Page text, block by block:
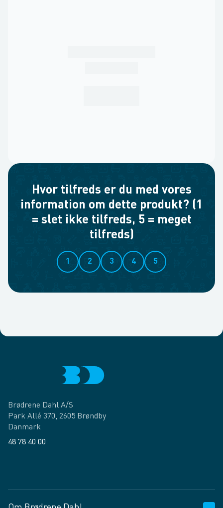
Hvor tilfreds er du med vores
information om dette produkt? (1
= slet ikke tilfreds, 5 = meget
tilfreds)
1 2 3 4 5
Brødrene Dahl A/S
Park Allé 370, 2605 Brøndby
Danmark
48 78 40 00